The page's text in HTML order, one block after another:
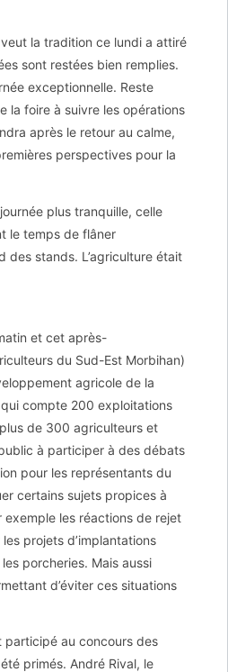
la tradition ce lundi a attiré
sont restées bien remplies.
exceptionnelle. Reste
la foire à suivre les opérations
après le retour au calme,
perspectives pour la
plus tranquille, celle
le temps de flâner
des stands. L’agriculture était
et cet après-
du Sud-Est Morbihan)
agricole de la
compte 200 exploitations
de 300 agriculteurs et
à participer à des débats
pour les représentants du
certains sujets propices à
exemple les réactions de rejet
projets d’implantations
porcheries. Mais aussi
d’éviter ces situations
participé au concours des
primés. André Rival, le